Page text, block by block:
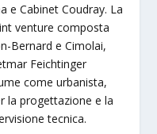
e Cabinet Coudray. La
venture composta
Bernard e Cimolai,
Feichtinger
come urbanista,
la progettazione e la
tecnica.